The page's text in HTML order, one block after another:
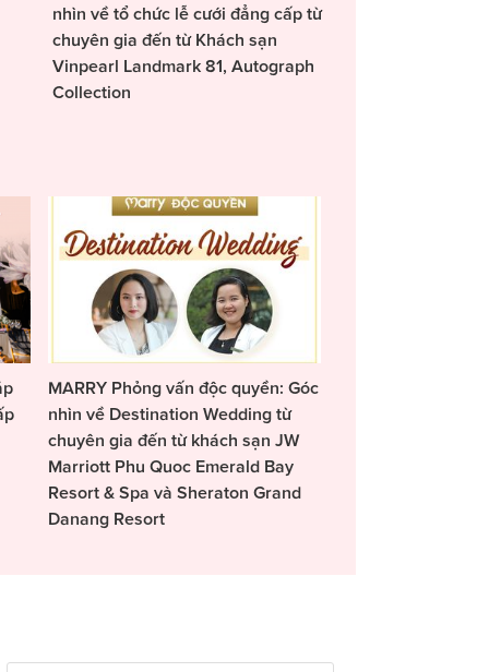
nhìn về tổ chức lễ cưới đẳng cấp từ
chuyên gia đến từ Khách sạn
Vinpearl Landmark 81, Autograph
Collection
MARRY Phỏng vấn độc quyền: Góc
nhìn về Destination Wedding từ
chuyên gia đến từ khách sạn JW
Marriott Phu Quoc Emerald Bay
Resort & Spa và Sheraton Grand
Danang Resort